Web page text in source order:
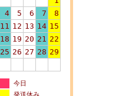
4 5 6 7
8
11 12 13 14 15
18 19 20 21 22
25 26 27 28 29
今日